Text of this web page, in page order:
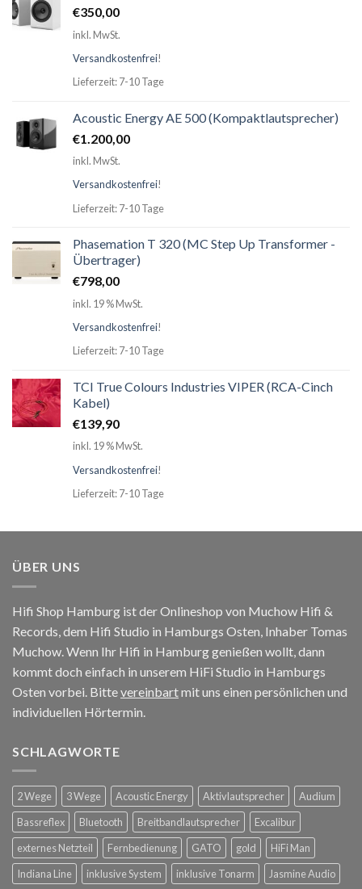
€350,00
inkl. MwSt.
Versandkostenfrei!
Lieferzeit: 7-10 Tage
Acoustic Energy AE 500 (Kompaktlautsprecher)
€1.200,00
inkl. MwSt.
Versandkostenfrei!
Lieferzeit: 7-10 Tage
Phasemation T 320 (MC Step Up Transformer -
Übertrager)
€798,00
inkl. 19 % MwSt.
Versandkostenfrei!
Lieferzeit: 7-10 Tage
TCI True Colours Industries VIPER (RCA-Cinch
Kabel)
€139,90
inkl. 19 % MwSt.
Versandkostenfrei!
Lieferzeit: 7-10 Tage
ÜBER UNS
Hifi Shop Hamburg ist der Onlineshop von Muchow Hifi &
Records, dem Hifi Studio in Hamburgs Osten, Inhaber Tomas
Muchow. Wenn Ihr Hifi in Hamburg genießen wollt, dann
kommt doch einfach in unserem HiFi Studio in Hamburgs
Osten vorbei. Bittevereinbartmit uns einen persönlichen und
individuellen Hörtermin.
SCHLAGWORTE
2 Wege 3 Wege Acoustic Energy Aktivlautsprecher
Audium
Bassreflex
Bluetooth Breitbandlautsprecher
Excalibur
externes Netzteil
Fernbedienung GATO gold
HiFi Man
Indiana Line
inklusive System inklusive Tonarm Jasmine Audio